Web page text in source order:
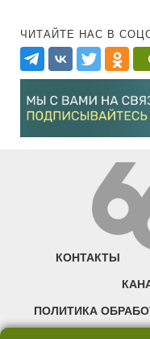
ЧИТАЙТЕ НАС В
КОНТАКТЫ
ПОЛИТИКА